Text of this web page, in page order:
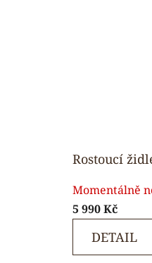
Rostoucí
hodnocení
produktu
5,0
Momentálně
5 990 Kč
DETAIL